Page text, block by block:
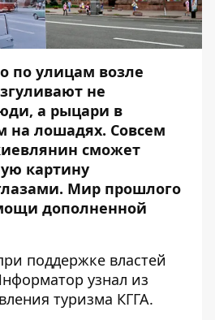
по улицам возле
не
а рыцари в
на лошадях. Совсем
сможет
картину
Мир прошлого
дополненной
поддержке властей
узнал из
туризма КГГА.